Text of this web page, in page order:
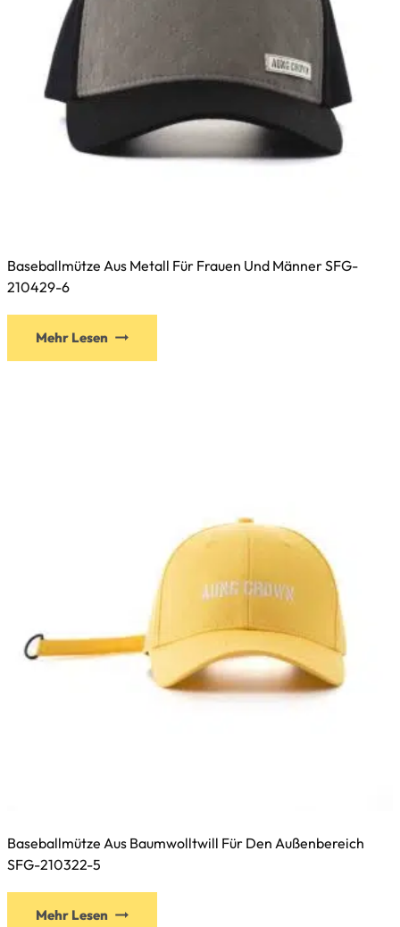
Baseballmütze Aus Metall Für Frauen Und Männer SFG-
210429-6
Mehr Lesen
der
Produktseite
gewählt
werden
Baseballmütze Aus Baumwolltwill Für Den Außenbereich
SFG-210322-5
Mehr Lesen